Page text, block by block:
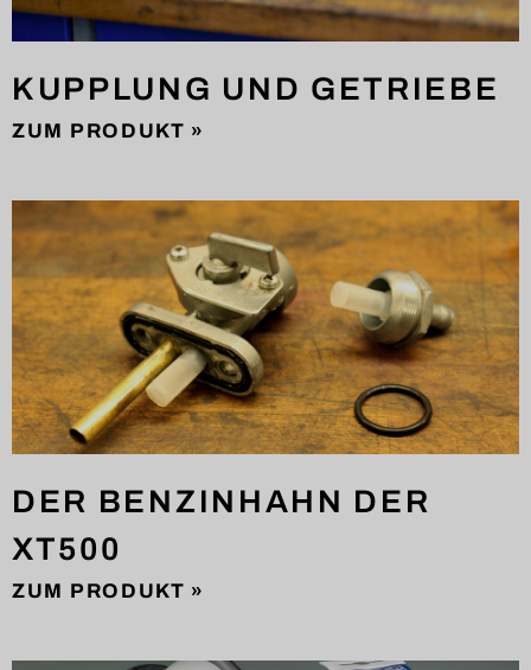
KUPPLUNG UND GETRIEBE
ZUM PRODUKT »
DER BENZINHAHN DER
XT500
ZUM PRODUKT »